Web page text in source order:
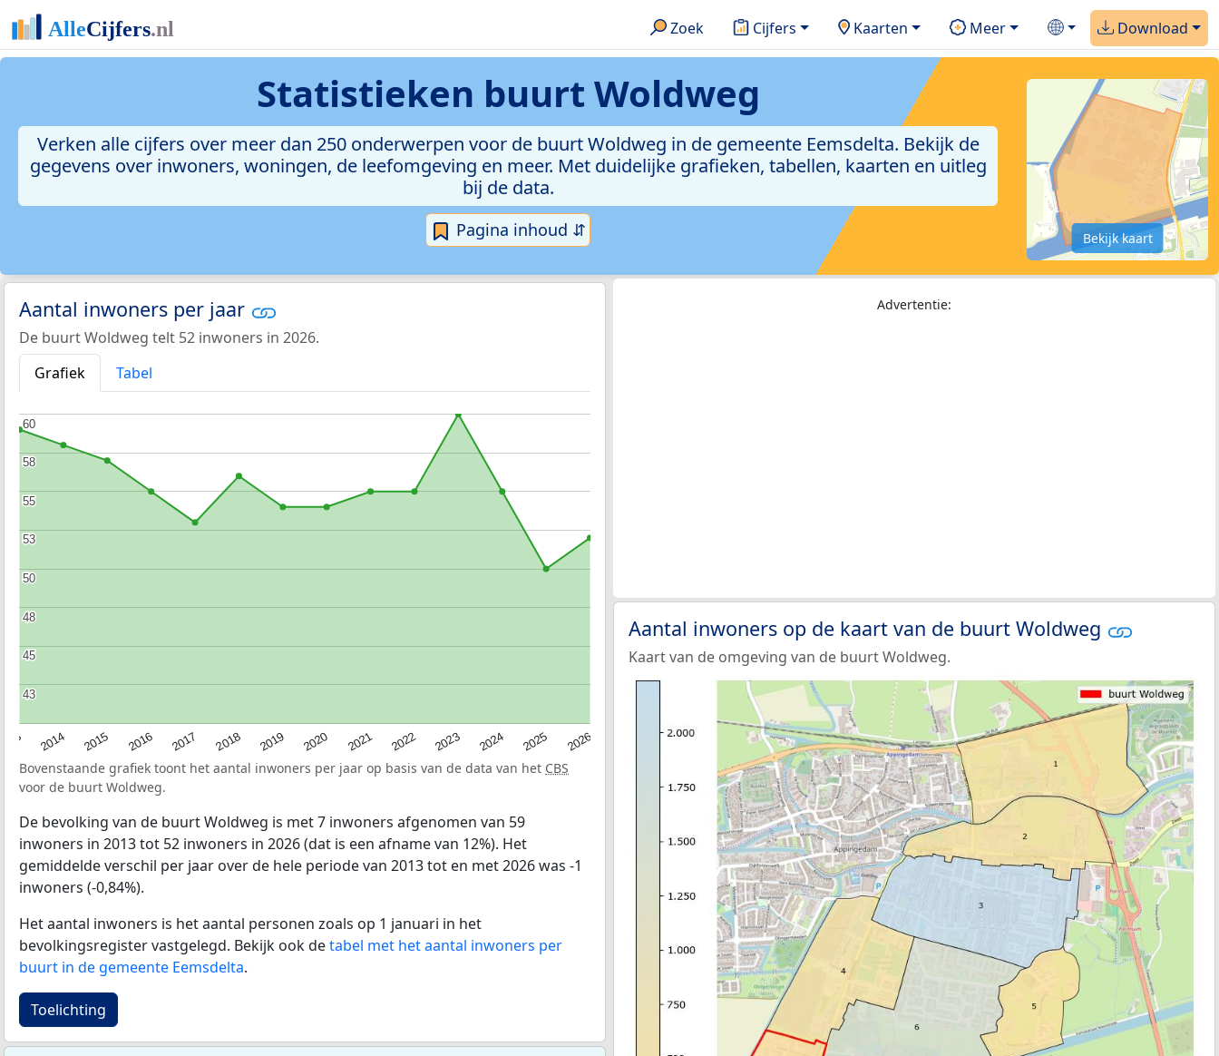
Zoek Cijfers Kaarten Meer Download
Statistieken buurt Woldweg
Verken alle cijfers over meer dan 250 onderwerpen voor de buurt Woldweg in de gemeente Eemsdelta. Bekijk de
gegevens over inwoners, woningen, de leefomgeving en meer. Met duidelijke grafieken, tabellen, kaarten en uitleg
bij de data.
Pagina inhoud ⇵ Bekijk kaart
Aantal inwoners per jaar
De buurt Woldweg telt 52 inwoners in 2026.
Grafiek
Tabel
2014 2015 2016 2017 2018 2019 2020 2021 2022 2023 2024 2025 2026
43
43
45
45
48
48
50
50
53
53
55
55
58
58
60
60
Bovenstaande grafiek toont het aantal inwoners per jaar op basis van de data van het CBS
voor de buurt Woldweg.
De bevolking van de buurt Woldweg is met 7 inwoners afgenomen van 59
inwoners in 2013 tot 52 inwoners in 2026 (dat is een afname van 12%). Het
gemiddelde verschil per jaar over de hele periode van 2013 tot en met 2026 was -1
inwoners (-0,84%).
Het aantal inwoners is het aantal personen zoals op 1 januari in het
bevolkingsregister vastgelegd. Bekijk ook detabel met het aantal inwoners per
buurt in de gemeente Eemsdelta.
Toelichting
Advertentie:
Aantal inwoners op de kaart van de buurt Woldweg
Kaart van de omgeving van de buurt Woldweg.